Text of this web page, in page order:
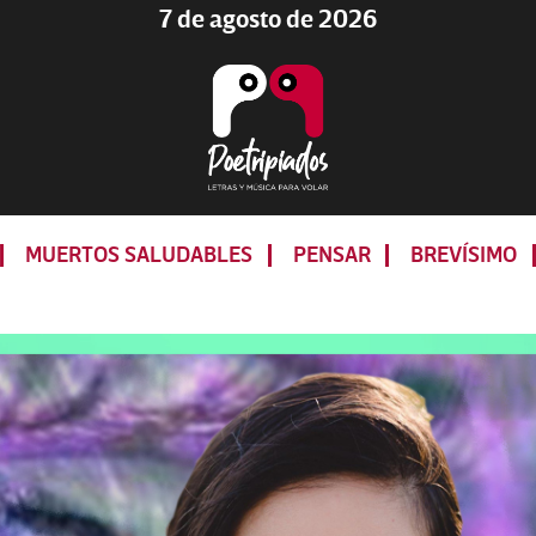
7 de agosto de 2026
LETRAS
Y
PARA
VOLAR
MUERTOS SALUDABLES PENSAR BREVÍSIMO